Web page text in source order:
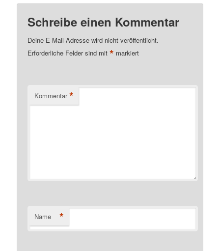
Schreibe einen Kommentar
Deine E-Mail-Adresse wird nicht veröffentlicht.
Erforderliche Felder sind mit* markiert
Kommentar *
Name *